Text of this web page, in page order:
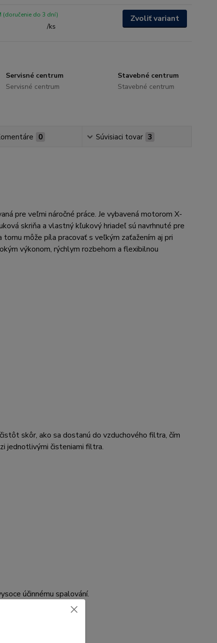
/ks
(doručenie do 3 dní) Zvoliť variant
Servisné centrum
Servisné centrum
Stavebné centrum
Stavebné centrum
0 Súvisiaci tovar 3
pre veľmi náročné práce. Je vybavená motorom X-
skriňa a vlastný kľukový hriadeľ sú navrhnuté pre
môže píla pracovať s veľkým zaťažením aj pri
výkonom, rýchlym rozbehom a flexibilnou
skôr, ako sa dostanú do vzduchového filtra, čím
jednotlivými čisteniami filtra.
účinnému spalování.